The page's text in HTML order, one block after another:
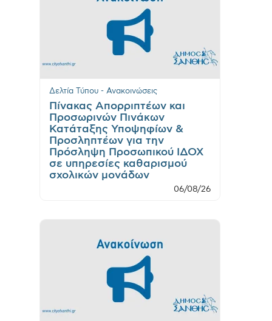
Δελτία Τύπου - Ανακοινώσεις
Πίνακας Απορριπτέων και
Προσωρινών Πινάκων
Κατάταξης Υποψηφίων &
Προσληπτέων για την
Πρόσληψη Προσωπικού ΙΔΟΧ
σε υπηρεσίες καθαρισμού
σχολικών μονάδων
06/08/26